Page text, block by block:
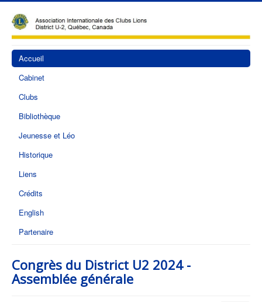
Accueil
Cabinet
Clubs
Bibliothèque
Jeunesse et Léo
Historique
Liens
Crédits
English
Partenaire
Congrès du District U2 2024 -
Assemblée générale